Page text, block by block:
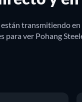
transmitiendo
para ver Pohang